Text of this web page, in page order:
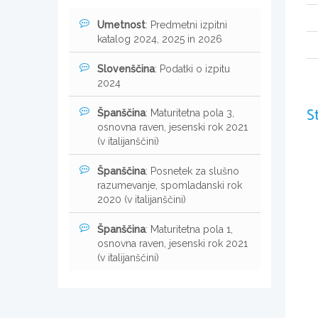
Umetnost: Predmetni izpitni
katalog 2024, 2025 in 2026
Slovenščina: Podatki o izpitu
2024
Španščina: Maturitetna pola 3,
osnovna raven, jesenski rok 2021
(v italijanščini)
Španščina: Posnetek za slušno
razumevanje, spomladanski rok
2020 (v italijanščini)
Španščina: Maturitetna pola 1,
osnovna raven, jesenski rok 2021
(v italijanščini)